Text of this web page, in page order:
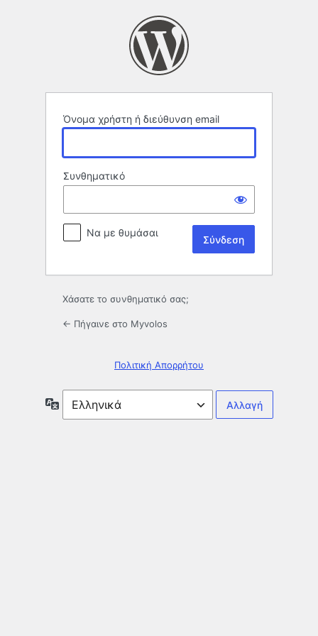
Όνομα χρήστη ή διεύθυνση email
Συνθηματικό
Να με θυμάσαι
Χάσατε το συνθηματικό σας;
← Πήγαινε στο Myvolos
Πολιτική Απορρήτου
Γλώσσα